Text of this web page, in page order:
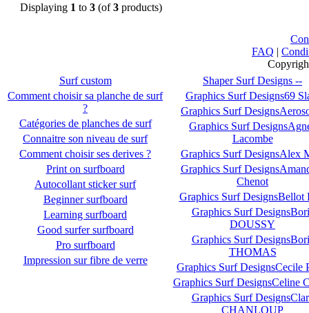
Displaying 1 to 3 (of3 products)
FAQ |
Surf custom
Comment choisir sa planche de surf
?
Catégories de planches de surf
Connaitre son niveau de surf
Comment choisir ses derives ?
Print on surfboard
Autocollant sticker surf
Beginner surfboard
Learning surfboard
Good surfer surfboard
Pro surfboard
Impression sur fibre de verre
Shaper Surf Designs --
Graphics Surf Designs69
Graphics Surf
Graphics Surf
Lacombe
Graphics Surf DesignsAlex
Graphics Surf
Chenot
Graphics Surf DesignsBellot
Graphics Surf
DOUSSY
Graphics Surf
THOMAS
Graphics Surf DesignsCecile
Graphics Surf DesignsCeline
Graphics Surf
CHANLOUP